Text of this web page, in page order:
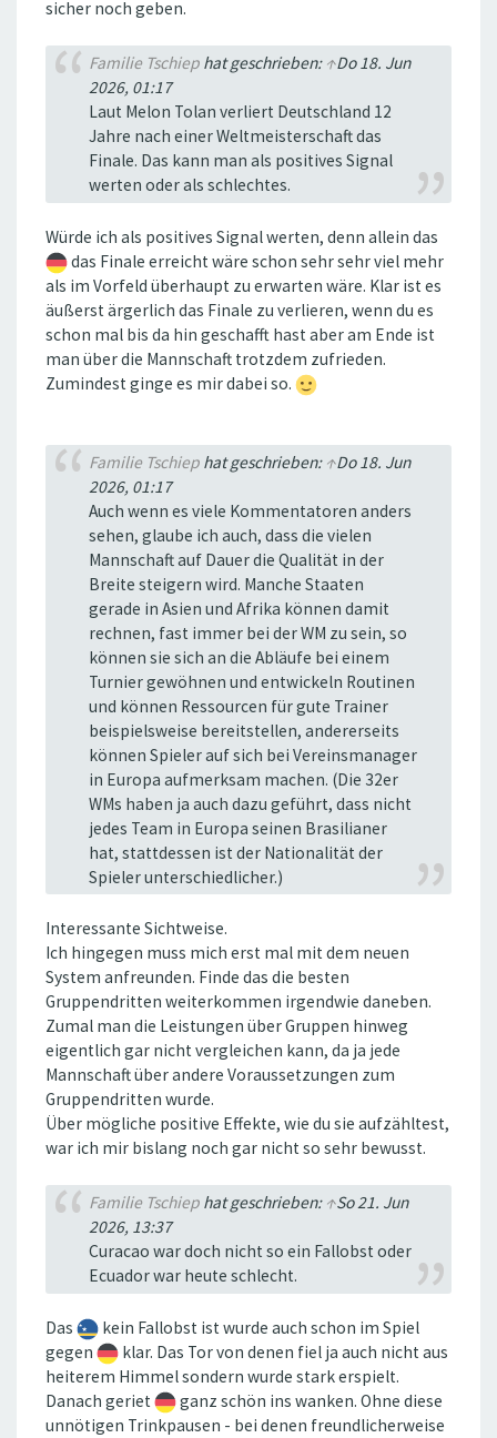
sicher noch geben.
Familie Tschiephat geschrieben: ↑Do 18. Jun
2026, 01:17
Laut Melon Tolan verliert Deutschland 12
Jahre nach einer Weltmeisterschaft das
Finale. Das kann man als positives Signal
werten oder als schlechtes.
Würde ich als positives Signal werten, denn allein das
das Finale erreicht wäre schon sehr sehr viel mehr
als im Vorfeld überhaupt zu erwarten wäre. Klar ist es
äußerst ärgerlich das Finale zu verlieren, wenn du es
schon mal bis da hin geschafft hast aber am Ende ist
man über die Mannschaft trotzdem zufrieden.
Zumindest ginge es mir dabei so.
Familie Tschiephat geschrieben: ↑Do 18. Jun
2026, 01:17
Auch wenn es viele Kommentatoren anders
sehen, glaube ich auch, dass die vielen
Mannschaft auf Dauer die Qualität in der
Breite steigern wird. Manche Staaten
gerade in Asien und Afrika können damit
rechnen, fast immer bei der WM zu sein, so
können sie sich an die Abläufe bei einem
Turnier gewöhnen und entwickeln Routinen
und können Ressourcen für gute Trainer
beispielsweise bereitstellen, andererseits
können Spieler auf sich bei Vereinsmanager
in Europa aufmerksam machen. (Die 32er
WMs haben ja auch dazu geführt, dass nicht
jedes Team in Europa seinen Brasilianer
hat, stattdessen ist der Nationalität der
Spieler unterschiedlicher.)
Interessante Sichtweise.
Ich hingegen muss mich erst mal mit dem neuen
System anfreunden. Finde das die besten
Gruppendritten weiterkommen irgendwie daneben.
Zumal man die Leistungen über Gruppen hinweg
eigentlich gar nicht vergleichen kann, da ja jede
Mannschaft über andere Voraussetzungen zum
Gruppendritten wurde.
Über mögliche positive Effekte, wie du sie aufzähltest,
war ich mir bislang noch gar nicht so sehr bewusst.
Familie Tschiephat geschrieben: ↑So 21. Jun
2026, 13:37
Curacao war doch nicht so ein Fallobst oder
Ecuador war heute schlecht.
Das
kein Fallobst ist wurde auch schon im Spiel
gegen
klar. Das Tor von denen fiel ja auch nicht aus
heiterem Himmel sondern wurde stark erspielt.
Danach geriet
ganz schön ins wanken. Ohne diese
unnötigen Trinkpausen - bei denen freundlicherweise